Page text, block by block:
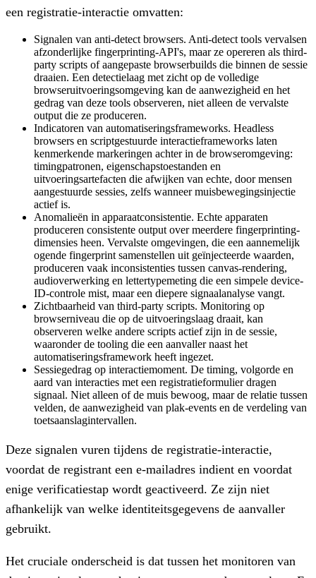
een registratie-interactie omvatten:
Signalen van anti-detect browsers. Anti-detect tools vervalsen
afzonderlijke fingerprinting-API's, maar ze opereren als third-
party scripts of aangepaste browserbuilds die binnen de sessie
draaien. Een detectielaag met zicht op de volledige
browseruitvoeringsomgeving kan de aanwezigheid en het
gedrag van deze tools observeren, niet alleen de vervalste
output die ze produceren.
Indicatoren van automatiseringsframeworks. Headless
browsers en scriptgestuurde interactieframeworks laten
kenmerkende markeringen achter in de browseromgeving:
timingpatronen, eigenschapstoestanden en
uitvoeringsartefacten die afwijken van echte, door mensen
aangestuurde sessies, zelfs wanneer muisbewegingsinjectie
actief is.
Anomalieën in apparaatconsistentie. Echte apparaten
produceren consistente output over meerdere fingerprinting-
dimensies heen. Vervalste omgevingen, die een aannemelijk
ogende fingerprint samenstellen uit geïnjecteerde waarden,
produceren vaak inconsistenties tussen canvas-rendering,
audioverwerking en lettertypemeting die een simpele device-
ID-controle mist, maar een diepere signaalanalyse vangt.
Zichtbaarheid van third-party scripts. Monitoring op
browserniveau die op de uitvoeringslaag draait, kan
observeren welke andere scripts actief zijn in de sessie,
waaronder de tooling die een aanvaller naast het
automatiseringsframework heeft ingezet.
Sessiegedrag op interactiemoment. De timing, volgorde en
aard van interacties met een registratieformulier dragen
signaal. Niet alleen of de muis bewoog, maar de relatie tussen
velden, de aanwezigheid van plak-events en de verdeling van
toetsaanslagintervallen.
Deze signalen vuren tijdens de registratie-interactie,
voordat de registrant een e-mailadres indient en voordat
enige verificatiestap wordt geactiveerd. Ze zijn niet
afhankelijk van welke identiteitsgegevens de aanvaller
gebruikt.
Het cruciale onderscheid is dat tussen het monitoren van